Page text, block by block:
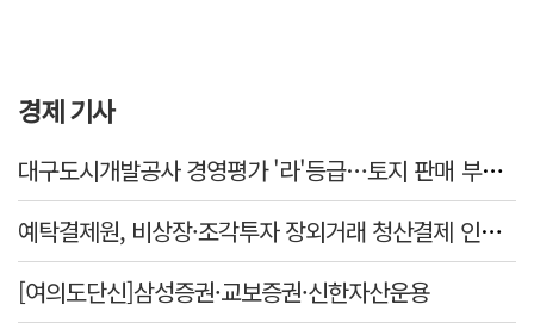
경제 기사
대구도시개발공사 경영평가 '라'등급…토지 판매 부진에 1년 만에 두 단계 '뚝'
예탁결제원, 비상장·조각투자 장외거래 청산결제 인프라 구축 착수…연내 가동
[여의도단신]삼성증권·교보증권·신한자산운용